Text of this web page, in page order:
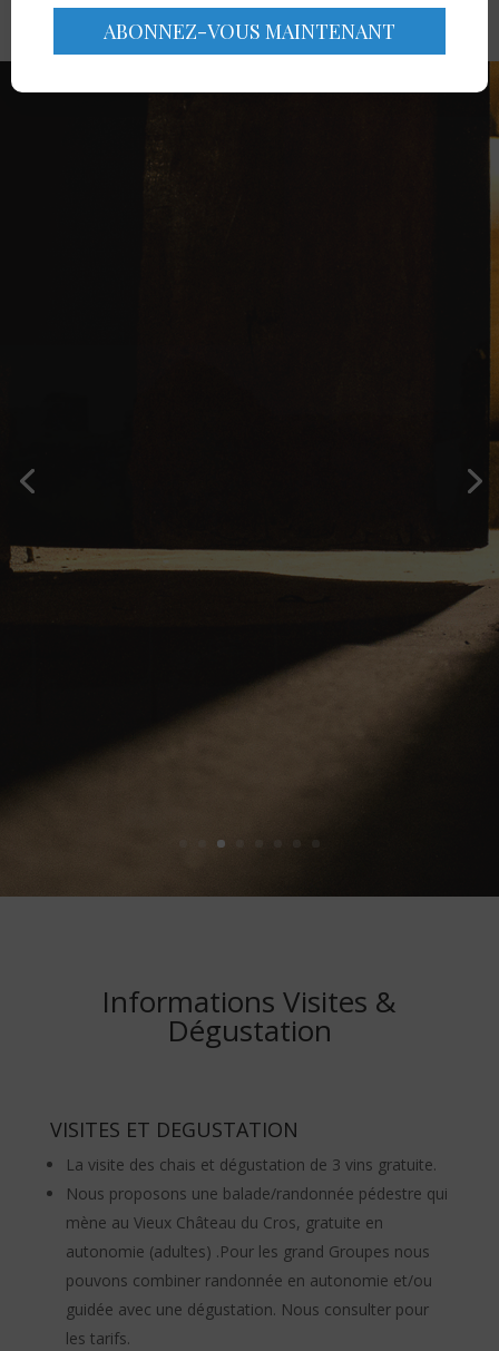
dessus pour localiser l'article.
Informations Visites &
Dégustation
VISITES ET DEGUSTATION
La visite des chais et dégustation de 3 vins gratuite.
Nous proposons une balade/randonnée pédestre qui
mène au Vieux Château du Cros, gratuite en
autonomie (adultes) .Pour les grand Groupes nous
pouvons combiner randonnée en autonomie et/ou
guidée avec une dégustation. Nous consulter pour
les tarifs.